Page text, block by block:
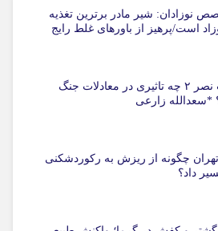
نوزادان: شیر مادر برترین تغذیه
است/پرهیز از باورهای غلط رایج
عملیات نصر ۲ چه تاثیری در معادلات جنگ
زارعی
چگونه از ریزش به رکوردشکنی
داد؟